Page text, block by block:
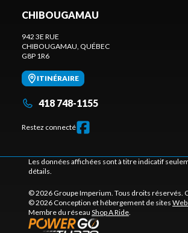
CHIBOUGAMAU
942 3E RUE
CHIBOUGAMAU, QUÉBEC
G8P 1R6
ITINÉRAIRE
418 748-1155
Restez connecté
Les données affichées sont à titre indicatif
détails.
© 2026 Groupe Imperium. Tous droits réservés.
© 2026 Conception et hébergement de sites
Membre du réseau Shop A Ride.